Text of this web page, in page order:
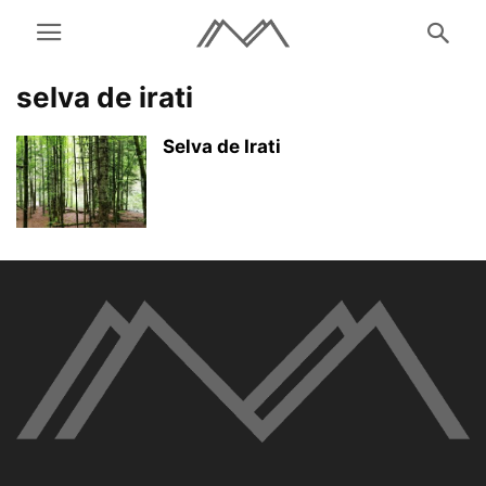
selva de irati
Selva de Irati